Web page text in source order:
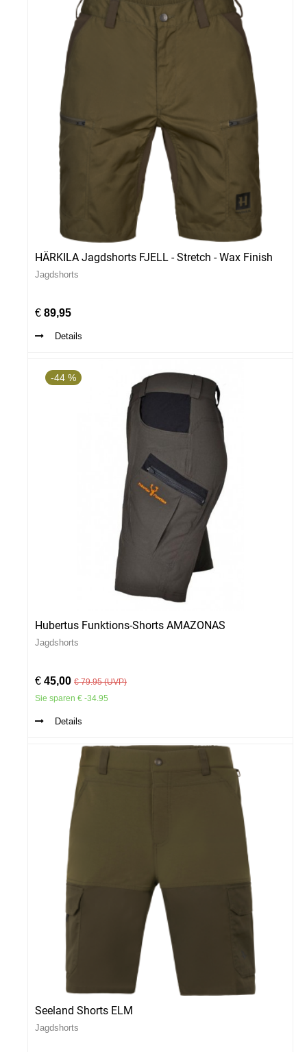
HÄRKILA Jagdshorts FJELL - Stretch - Wax Finish
Jagdshorts
€ 89,95
Details
-44 %
Hubertus Funktions-Shorts AMAZONAS
Jagdshorts
€ 45,00 € 79.95 (UVP)
Sie sparen € -34.95
Details
Seeland Shorts ELM
Jagdshorts